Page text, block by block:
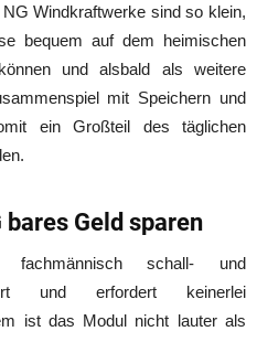
Windkraftwerke sind so klein,
bequem auf dem heimischen
und alsbald als weitere
mit Speichern und
ein Großteil des täglichen
Geld sparen
schall- und
und erfordert keinerlei
ist das Modul nicht lauter als